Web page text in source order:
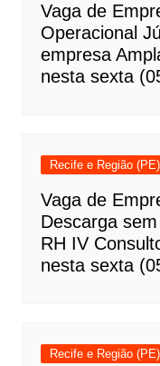
Vaga de
Operacional
empresa
nesta sexta
Recife e Região (PE)
Vaga de
Descarga
RH IV
nesta sexta
Recife e Região (PE)